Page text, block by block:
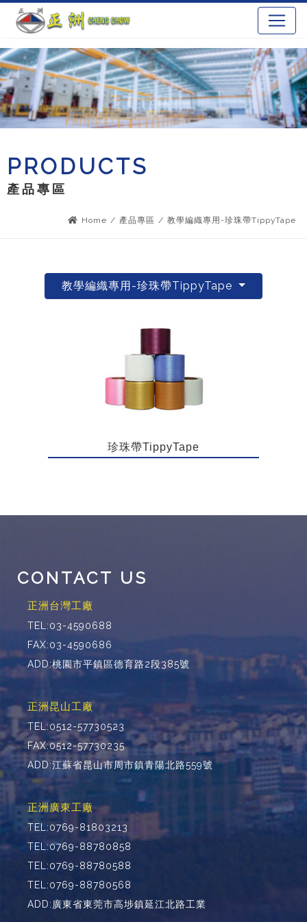
PRODUCTS
產品專區
Home / 產品專區 / 教學編織專用-珍珠帶TippyTape
教學編織專用-珍珠帶TippyTape
珍珠帶TippyTape
CONTACT US
正洲台灣工廠
TEL:03-4590688
FAX:03-4590686
ADD:桃園市平鎮區德育路2段385號
正洲昆山工廠
TEL:0512-57730523
FAX:0512-57730235
ADD:江蘇省昆山市周市鎮青陽北路559號
正洲廣東工廠
TEL:0769-81803213
TEL:0769-88780858
TEL:0769-88780588
TEL:0769-88780568
ADD:廣東省東莞市高埗鎮延江北路工業